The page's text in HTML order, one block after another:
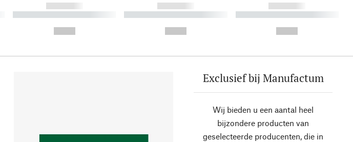
------------
----------- ----------- ----------
------------
----------- ----------- ----------
------------
----------- ----------- ----------
Exclusief bij Manufactum
Wij bieden u een aantal heel
bijzondere producten van
geselecteerde producenten, die in